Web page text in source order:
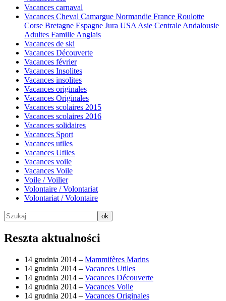
Vacances carnaval
Vacances Cheval Camargue Normandie France Roulotte
Corse Bretagne Espagne Jura USA Asie Centrale Andalousie
Adultes Famille Anglais
Vacances de ski
Vacances Découverte
Vacances février
Vacances Insolites
Vacances insolites
Vacances originales
Vacances Originales
Vacances scolaires 2015
Vacances scolaires 2016
Vacances solidaires
Vacances Sport
Vacances utiles
Vacances Utiles
Vacances voile
Vacances Voile
Voile / Voilier
Volontaire / Volontariat
Volontariat / Volontaire
Reszta aktualności
14 grudnia 2014 – Mammifères Marins
14 grudnia 2014 – Vacances Utiles
14 grudnia 2014 – Vacances Découverte
14 grudnia 2014 – Vacances Voile
14 grudnia 2014 – Vacances Originales